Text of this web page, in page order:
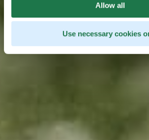
Allow all
Use necessary cookies